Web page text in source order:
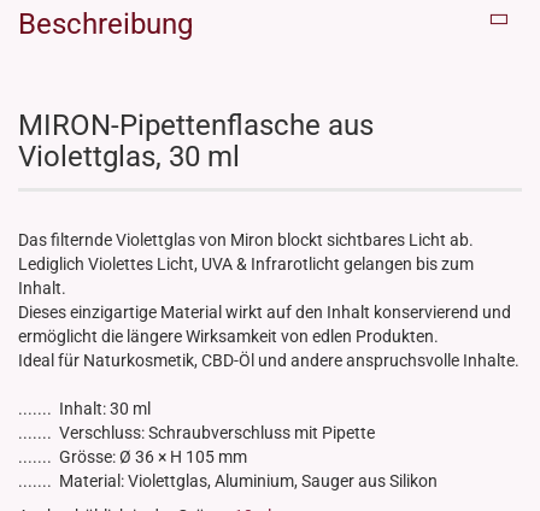
Beschreibung
MIRON-Pipettenflasche aus
Violettglas, 30 ml
Das filternde Violettglas von Miron blockt sichtbares Licht ab.
Lediglich Violettes Licht, UVA & Infrarotlicht gelangen bis zum
Inhalt.
Dieses einzigartige Material wirkt auf den Inhalt konservierend und
ermöglicht die längere Wirksamkeit von edlen Produkten.
Ideal für Naturkosmetik, CBD-Öl und andere anspruchsvolle Inhalte.
....... Inhalt: 30 ml
....... Verschluss: Schraubverschluss mit Pipette
....... Grösse: Ø 36 × H 105 mm
....... Material: Violettglas, Aluminium, Sauger aus Silikon